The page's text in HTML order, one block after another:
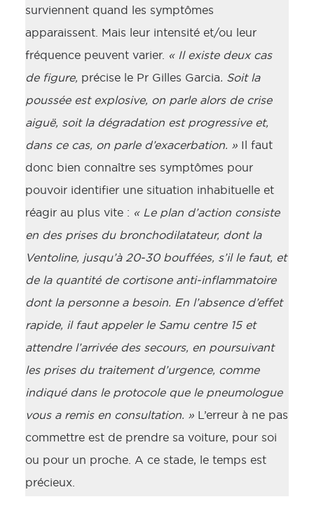
surviennent quand les symptômes
apparaissent. Mais leur intensité et/ou leur
fréquence peuvent varier. « Il existe deux cas
de figure, précise le Pr Gilles Garcia. Soit la
poussée est explosive, on parle alors de crise
aiguë, soit la dégradation est progressive et,
dans ce cas, on parle d’exacerbation. » Il faut
donc bien connaître ses symptômes pour
pouvoir identifier une situation inhabituelle et
réagir au plus vite : « Le plan d’action consiste
en des prises du bronchodilatateur, dont la
Ventoline, jusqu’à 20-30 bouffées, s’il le faut, et
de la quantité de cortisone anti-inflammatoire
dont la personne a besoin. En l’absence d’effet
rapide, il faut appeler le Samu centre 15 et
attendre l’arrivée des secours, en poursuivant
les prises du traitement d’urgence, comme
indiqué dans le protocole que le pneumologue
vous a remis en consultation. » L’erreur à ne pas
commettre est de prendre sa voiture, pour soi
ou pour un proche. A ce stade, le temps est
précieux.